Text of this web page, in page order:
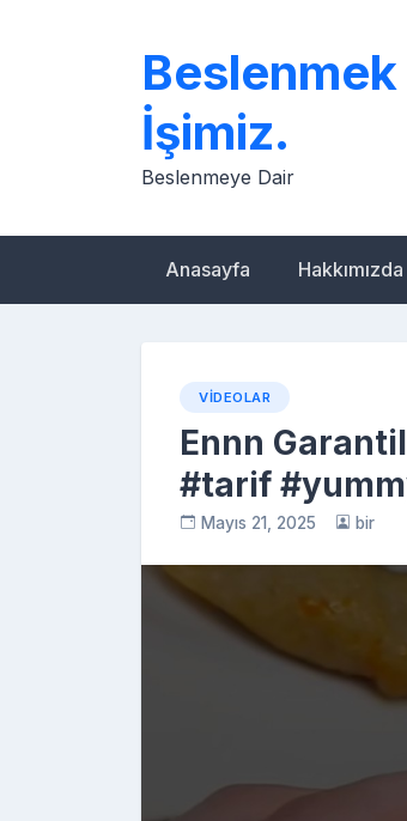
İşimiz.
Beslenmeye Dair
Anasayfa Hakkımızda
VIDEOLAR
Ennn
#tarif
Mayıs 21, 2025 bir